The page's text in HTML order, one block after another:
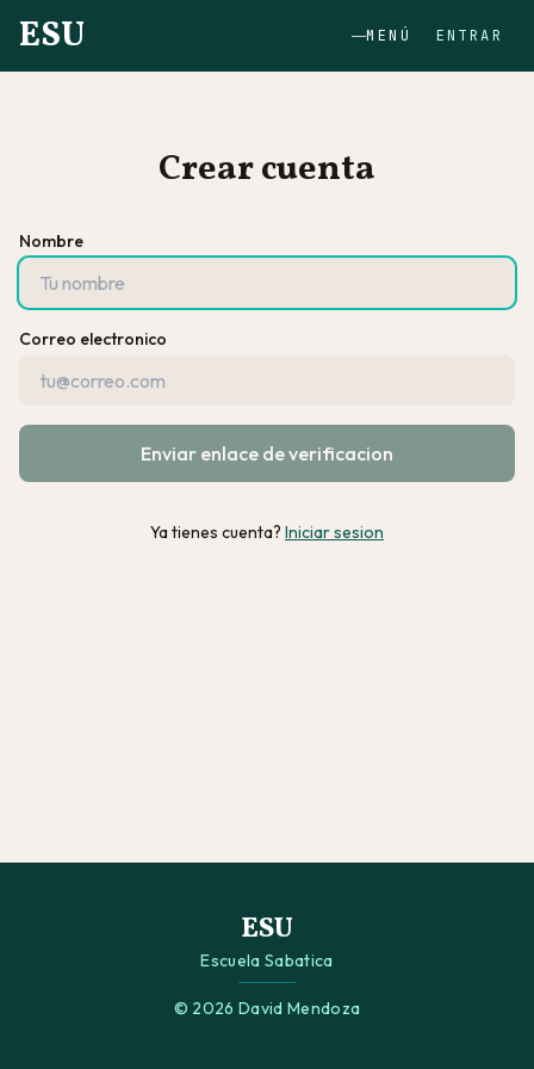
ESU MENÚ ENTRAR
Crear cuenta
Nombre
Correo electronico
Enviar enlace de verificacion
Ya tienes cuenta? Iniciar sesion
ESU
Escuela Sabatica
© 2026 David Mendoza